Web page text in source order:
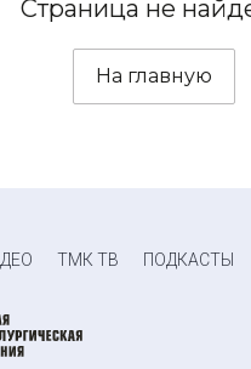
Страница не
На главную
ТМК ТВ ПОДКАСТЫ